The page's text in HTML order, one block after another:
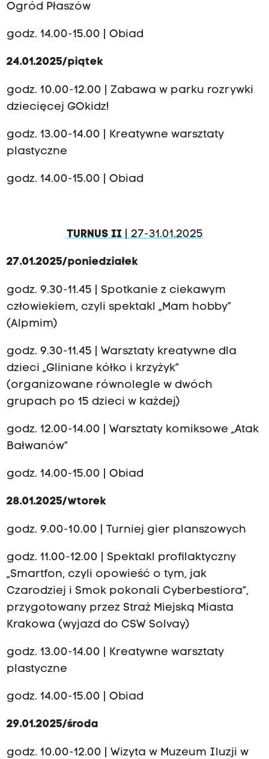
Ogród Płaszów
godz. 14.00-15.00 | Obiad
24.01.2025/piątek
godz. 10.00-12.00 | Zabawa w parku rozrywki
dziecięcej GOkidz!
godz. 13.00-14.00 | Kreatywne warsztaty
plastyczne
godz. 14.00-15.00 | Obiad
TURNUS II| 27-31.01.2025
27.01.2025/poniedziałek
godz. 9.30-11.45 | Spotkanie z ciekawym
człowiekiem, czyli spektakl „Mam hobby”
(Alpmim)
godz. 9.30-11.45 | Warsztaty kreatywne dla
dzieci „Gliniane kółko i krzyżyk”
(organizowane równolegle w dwóch
grupach po 15 dzieci w każdej)
godz. 12.00-14.00 | Warsztaty komiksowe „Atak
Bałwanów”
godz. 14.00-15.00 | Obiad
28.01.2025/wtorek
godz. 9.00-10.00 | Turniej gier planszowych
godz. 11.00-12.00 | Spektakl profilaktyczny
„Smartfon, czyli opowieść o tym, jak
Czarodziej i Smok pokonali Cyberbestiora”,
przygotowany przez Straż Miejską Miasta
Krakowa (wyjazd do CSW Solvay)
godz. 13.00-14.00 | Kreatywne warsztaty
plastyczne
godz. 14.00-15.00 | Obiad
29.01.2025/środa
godz. 10.00-12.00 | Wizyta w Muzeum Iluzji w